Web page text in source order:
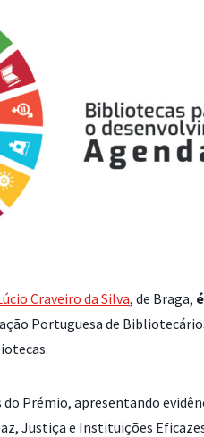
Craveiro da Silva, de Braga,
Portuguesa de
Prémio, apresentando
Justiça e Instituições